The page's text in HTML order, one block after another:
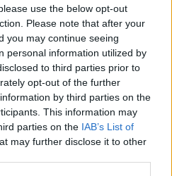
use the below opt-out
Please note that after your
you may continue seeing
personal information utilized by
to third parties prior to
opt-out of the further
by third parties on the
This information may
parties on the IAB’s List of
may further disclose it to other
11/2025
δεν
ποιος είσαι»